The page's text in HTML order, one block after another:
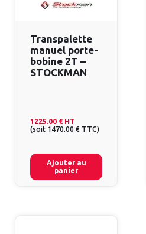
Transpalette
manuel porte-
bobine 2T –
STOCKMAN
1225.00 € HT
(soit 1470.00 € TTC)
Ajouter au
panier